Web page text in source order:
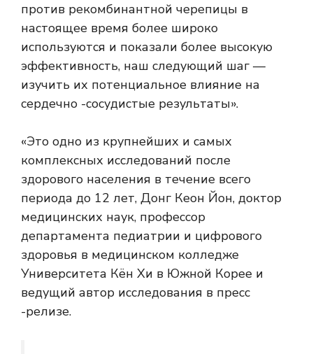
против рекомбинантной черепицы в
настоящее время более широко
используются и показали более высокую
эффективность, наш следующий шаг —
изучить их потенциальное влияние на
сердечно -сосудистые результаты».
«Это одно из крупнейших и самых
комплексных исследований после
здорового населения в течение всего
периода до 12 лет, Донг Кеон Йон, доктор
медицинских наук, профессор
департамента педиатрии и цифрового
здоровья в медицинском колледже
Университета Кён Хи в Южной Корее и
ведущий автор исследования в пресс
-релизе.